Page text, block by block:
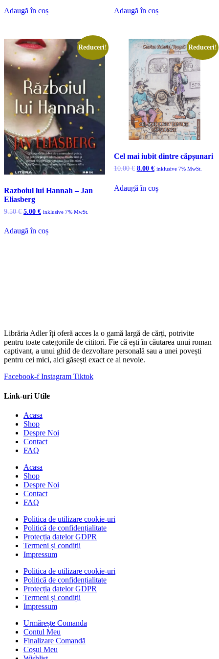
a
fost:
5.00 €.
Adaugă în coș Adaugă în coș
Reduceri!
Razboiul lui Hannah – Jan
Eliasberg
9.50€ Prețul
a
fost:
5.00 €Prețul
5.00 €.
inklusive 7% MwSt.
Adaugă în coș
Reduceri!
Cel mai iubit dintre căpșunari
10.00€ Prețul
a
fost:
8.00 €Prețul
8.00 €.
inklusive 7% MwSt.
Adaugă în coș
Librăria Adler îți oferă acces la o gamă largă de cărți, potrivite
pentru toate categoriile de cititori. Fie că ești în căutarea unui roman
captivant, a unui ghid de dezvoltare personală sau a unei povești
pentru cei mici, aici găsești exact ce ai nevoie.
Facebook-f Instagram Tiktok
Link-uri Utile
Acasa
Shop
Despre Noi
Contact
FAQ
Acasa
Shop
Despre Noi
Contact
FAQ
Politica de utilizare cookie-uri
Politică de confidențialitate
Protecția datelor GDPR
Termeni și condiții
Impressum
Politica de utilizare cookie-uri
Politică de confidențialitate
Protecția datelor GDPR
Termeni și condiții
Impressum
Urmărește Comanda
Contul Meu
Finalizare Comandă
Coșul Meu